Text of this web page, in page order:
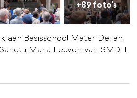
+89 foto's
aan Basisschool Mater Dei en
Maria Leuven van SMD-L